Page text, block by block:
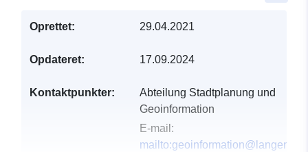
Oprettet: 29.04.2021
Opdateret: 17.09.2024
Kontaktpunkter:
Abteilung Stadtplanung und
Geoinformation
E-mail: